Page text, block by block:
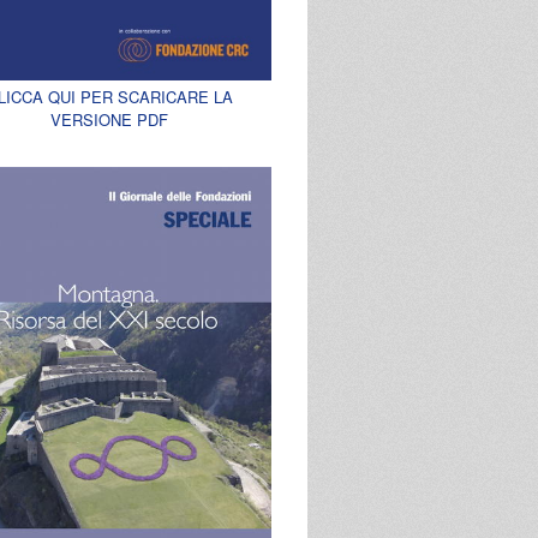
QUI PER SCARICARE LA
VERSIONE PDF